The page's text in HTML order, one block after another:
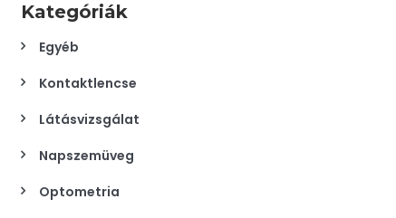
Kategóriák
Egyéb
Kontaktlencse
Látásvizsgálat
Napszemüveg
Optometria